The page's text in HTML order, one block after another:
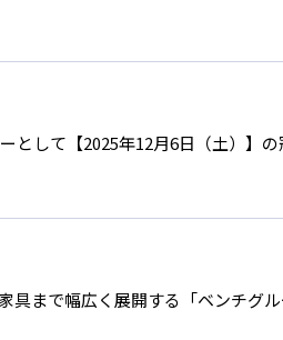
して【2025年12月6日（土）】
まで幅広く展開する「ベンチグ